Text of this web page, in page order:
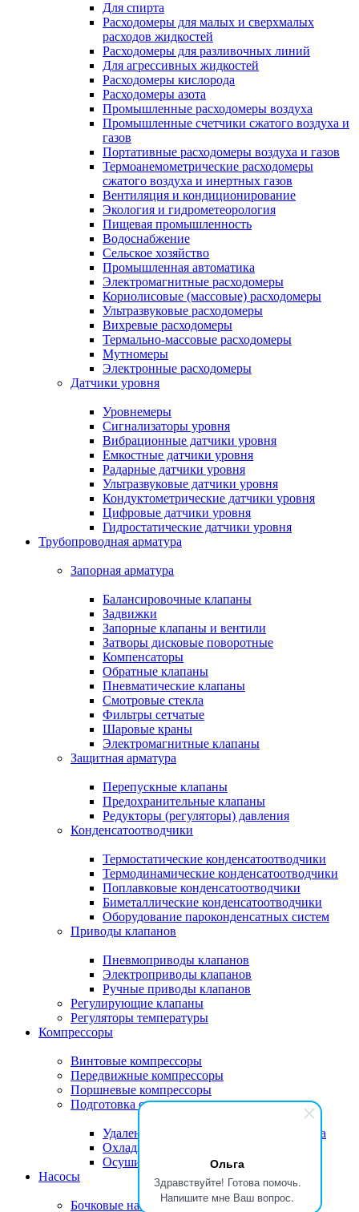
Ольга
Здравствуйте! Готова помочь.
Напишите мне Ваш вопрос.
Для спирта
Расходомеры для малых и сверхмалых
расходов жидкостей
Расходомеры для разливочных линий
Для агрессивных жидкостей
Расходомеры кислорода
Расходомеры азота
Промышленные расходомеры воздуха
Промышленные счетчики сжатого воздуха и
газов
Портативные расходомеры воздуха и газов
Термоанемометрические расходомеры
сжатого воздуха и инертных газов
Вентиляция и кондиционирование
Экология и гидрометеорология
Пищевая промышленность
Водоснабжение
Сельское хозяйство
Промышленная автоматика
Электромагнитные расходомеры
Кориолисовые (массовые) расходомеры
Ультразвуковые расходомеры
Вихревые расходомеры
Термально-массовые расходомеры
Мутномеры
Электронные расходомеры
Датчики уровня
Уровнемеры
Сигнализаторы уровня
Вибрационные датчики уровня
Емкостные датчики уровня
Радарные датчики уровня
Ультразвуковые датчики уровня
Кондуктометрические датчики уровня
Цифровые датчики уровня
Гидростатические датчики уровня
Трубопроводная арматура
Запорная арматура
Балансировочные клапаны
Задвижки
Запорные клапаны и вентили
Затворы дисковые поворотные
Компенсаторы
Обратные клапаны
Пневматические клапаны
Смотровые стекла
Фильтры сетчатые
Шаровые краны
Электромагнитные клапаны
Защитная арматура
Перепускные клапаны
Предохранительные клапаны
Редукторы (регуляторы) давления
Конденсатоотводчики
Термостатические конденсатоотводчики
Термодинамические конденсатоотводчики
Поплавковые конденсатоотводчики
Биметаллические конденсатоотводчики
Оборудование пароконденсатных систем
Приводы клапанов
Пневмоприводы клапанов
Электроприводы клапанов
Ручные приводы клапанов
Регулирующие клапаны
Регуляторы температуры
Компрессоры
Винтовые компрессоры
Передвижные компрессоры
Поршневые компрессоры
Подготовка сжатого воздуха
Удаление конденсата из сжатого воздуха
Охладители сжатого воздуха
Осушители сжатого воздуха
Насосы
Бочковые насосы